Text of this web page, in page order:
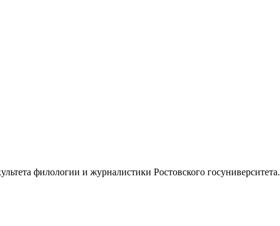
филологии и журналистики Ростовского госуниверситета.